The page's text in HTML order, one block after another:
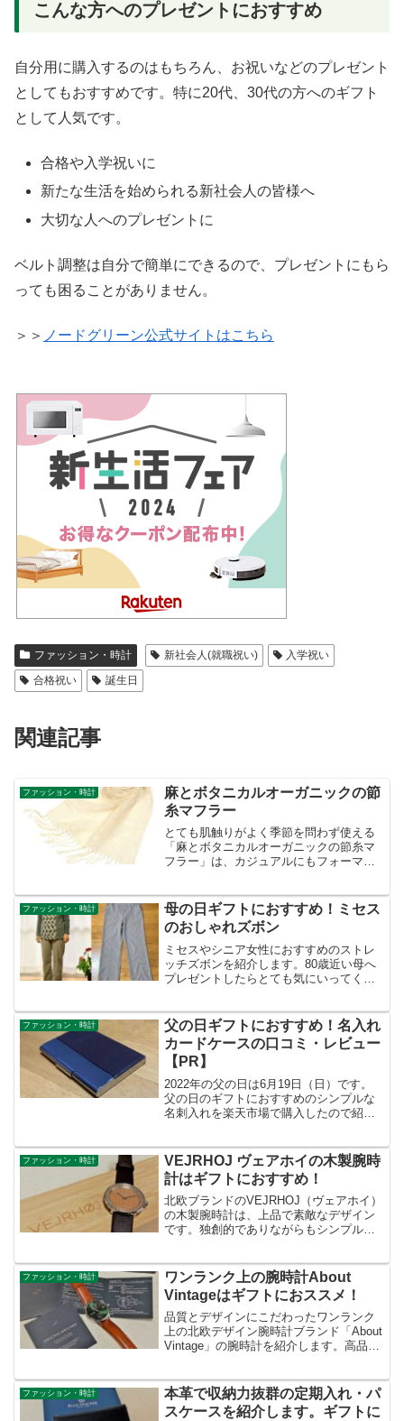
こんな方へのプレゼントにおすすめ
自分用に購入するのはもちろん、お祝いなどのプレゼント
としてもおすすめです。特に20代、30代の方へのギフト
として人気です。
合格や入学祝いに
新たな生活を始められる新社会人の皆様へ
大切な人へのプレゼントに
ベルト調整は自分で簡単にできるので、プレゼントにもら
っても困ることがありません。
＞＞ ノードグリーン公式サイトはこちら
ファッション・時計 新社会人(就職祝い)
入学祝い
合格祝い
誕生日
関連記事
ファッション・時計
麻とボタニカルオーガニックの節
糸マフラー
とても肌触りがよく季節を問わず使える
「麻とボタニカルオーガニックの節糸マ
フラー」は、カジュアルにもフォーマル
使っているのですが、見栄えもよくて首
元がおしゃれになるので、...
ファッション・時計
母の日ギフトにおすすめ！ミセス
のおしゃれズボン
ミセスやシニア女性におすすめのストレ
ッチズボンを紹介します。80歳近い母へ
プレゼントしたらとても気にいってくれ
ファッション・時計
父の日ギフトにおすすめ！名入れ
カードケースの口コミ・レビュー
【PR】
2022年の父の日は6月19日（日）です。
父の日のギフトにおすすめのシンプルな
名刺入れを楽天市場で購入したので紹介
ファッション・時計
VEJRHOJ ヴェアホイの木製腕時
計はギフトにおすすめ！
北欧ブランドのVEJRHOJ（ヴェアホイ）
の木製腕時計は、上品で素敵なデザイン
です。独創的でありながらもシンプルで
ファッション・時計
ワンランク上の腕時計About
Vintageはギフトにおススメ！
品質とデザインにこだわったワンランク
上の北欧デザイン腕時計ブランド「About
Vintage」の腕時計を紹介します。高品質
スがよいのでギフトにもぴったりです！
本記事...
ファッション・時計
本革で収納力抜群の定期入れ・パ
スケースを紹介します。ギフトに